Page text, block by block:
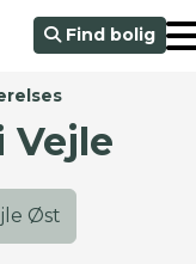
Find bolig
Vejle
Øst